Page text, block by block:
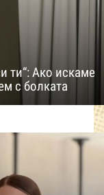
ти“: Ако искаме
с болката